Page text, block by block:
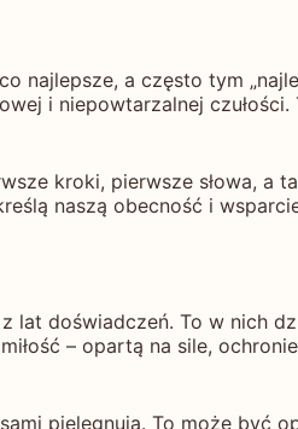
a często tym
i niepowtarzalnej
kroki, pierwsze słowa, a
naszą obecność i
lat doświadczeń. To w nich
– opartą na sile,
pielęgnują. To może być